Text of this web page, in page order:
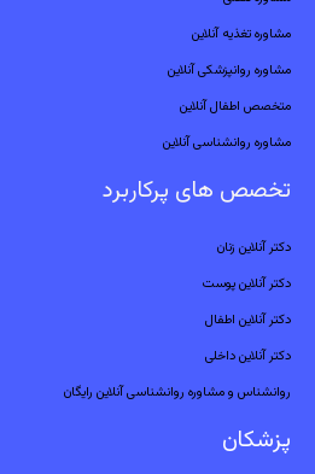
مشاوره تغذیه آنلاین
مشاوره روانپزشکی آنلاین
متخصص اطفال آنلاین
مشاوره روانشناسی آنلاین
تخصص های پرکاربرد
دکتر آنلاین زنان
دکتر آنلاین پوست
دکتر آنلاین اطفال
دکتر آنلاین داخلی
روانشناس و مشاوره روانشناسی آنلاین رایگان
پزشکان